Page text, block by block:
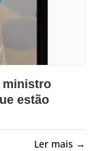
ministro
estão
Ler mais →